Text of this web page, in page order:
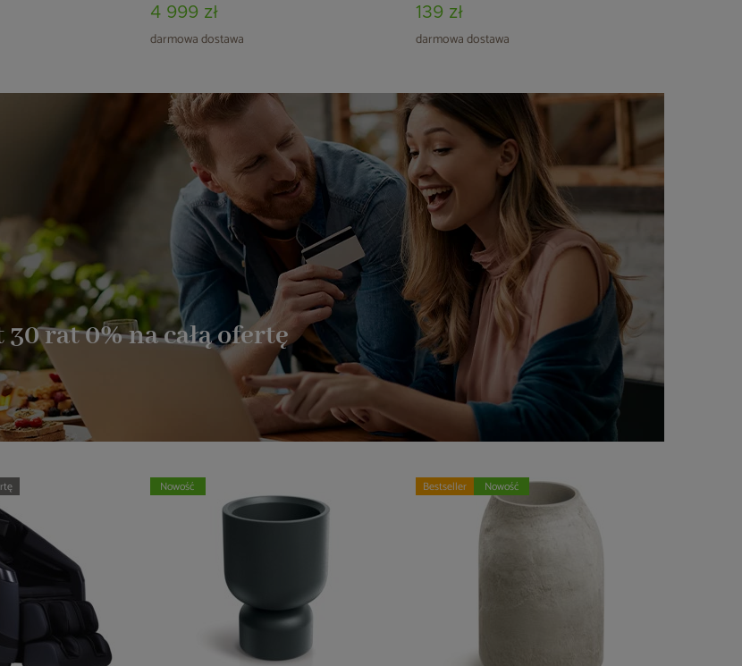
4 999 zł
darmowa dostawa
139 zł
darmowa dostawa
30 rat 0% na całą ofertę
Nowość Bestseller Nowość